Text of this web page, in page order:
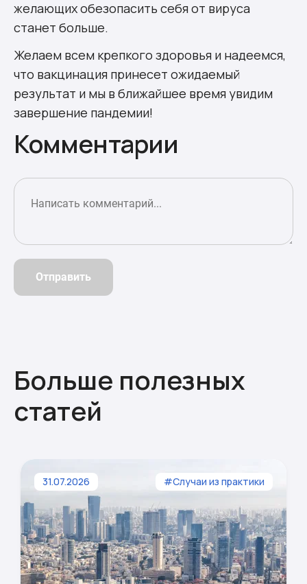
желающих обезопасить себя от вируса
станет больше.
Желаем всем крепкого здоровья и надеемся,
что вакцинация принесет ожидаемый
результат и мы в ближайшее время увидим
завершение пандемии!
Комментарии
Отправить
Больше полезных
статей
31.07.2026 #Случаи из практики